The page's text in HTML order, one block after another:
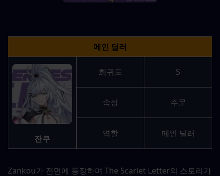
메인 딜러
잔쿠
희귀도 S
속성 주문
역할 메인 딜러
Zankou가 전면에 등장하며 The Scarlet Letter의 스토리가